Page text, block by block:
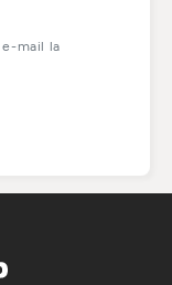
e-mail la